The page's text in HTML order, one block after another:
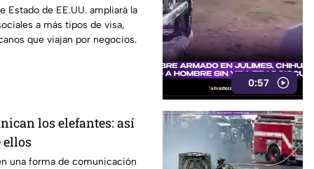
viaje a este país
Estado de EE.UU. ampliará la
a más tipos de visa,
que viajan por negocios.
0:57
los elefantes: así
ellos
una forma de comunicación